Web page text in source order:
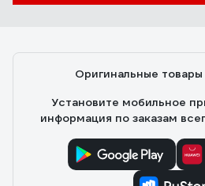
Оригинальные товары
Установите мобильное
информация по заказам